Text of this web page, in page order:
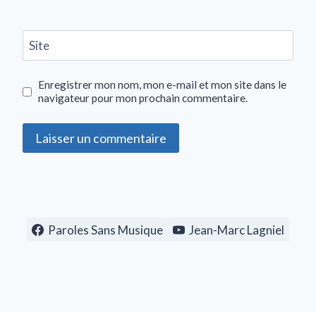
Site
Enregistrer mon nom, mon e-mail et mon site dans le
navigateur pour mon prochain commentaire.
Paroles Sans Musique Jean-Marc Lagniel